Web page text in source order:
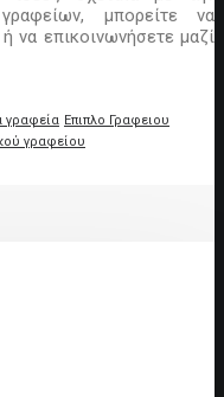
μπορείτε να
να επικοινωνήσετε μαζί
γραφεία Επιπλο Γραφειου
γραφείου